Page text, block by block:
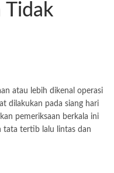
Tidak
atau lebih dikenal operasi
dilakukan pada siang hari
pemeriksaan berkala ini
tata tertib lalu lintas dan